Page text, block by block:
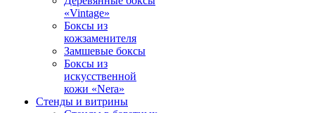
«Vintage»
Боксы из
кожзаменителя
Замшевые боксы
Боксы из
искусственной
кожи «Nera»
Стенды и витрины